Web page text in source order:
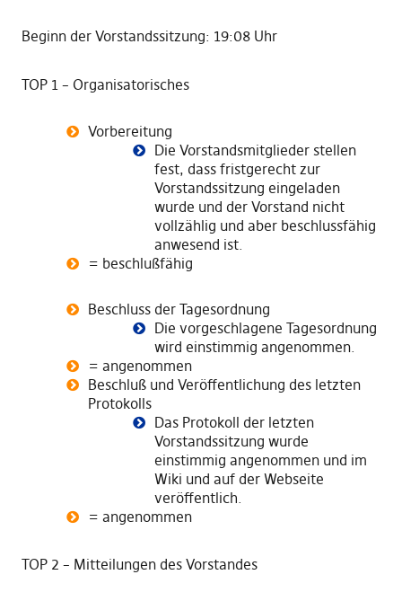
Beginn der Vorstandssitzung: 19:08 Uhr
TOP 1 – Organisatorisches
Vorbereitung
Die Vorstandsmitglieder stellen
fest, dass fristgerecht zur
Vorstandssitzung eingeladen
wurde und der Vorstand nicht
vollzählig und aber beschlussfähig
anwesend ist.
= beschlußfähig
Beschluss der Tagesordnung
Die vorgeschlagene Tagesordnung
wird einstimmig angenommen.
= angenommen
Beschluß und Veröffentlichung des letzten
Protokolls
Das Protokoll der letzten
Vorstandssitzung wurde
einstimmig angenommen und im
Wiki und auf der Webseite
veröffentlich.
= angenommen
TOP 2 – Mitteilungen des Vorstandes